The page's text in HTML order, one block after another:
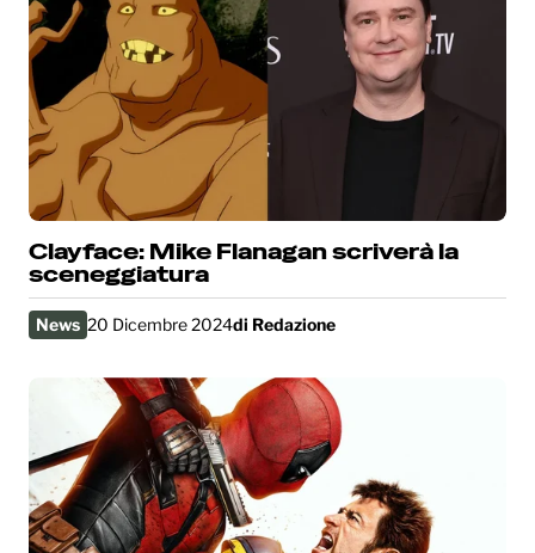
Clayface: Mike Flanagan scriverà la
sceneggiatura
News 20 Dicembre 2024di Redazione